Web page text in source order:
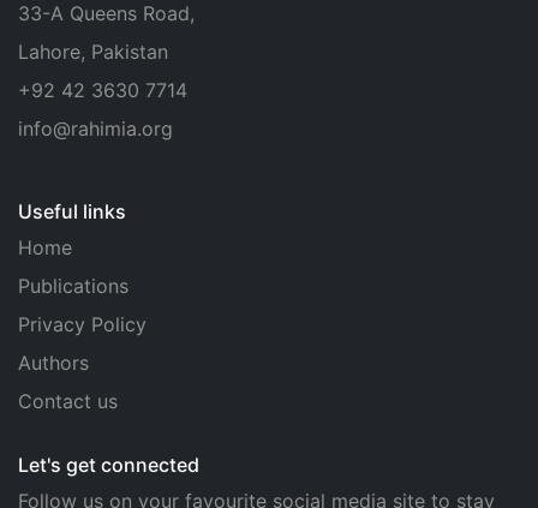
33-A Queens Road,
Lahore, Pakistan
+92 42 3630 7714
info@rahimia.org
Useful links
Home
Publications
Privacy Policy
Authors
Contact us
Let's get connected
Follow us on your favourite social media site to stay